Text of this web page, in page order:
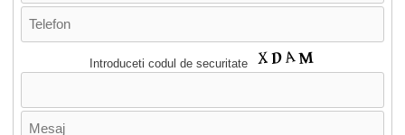
Introduceti codul de securitate